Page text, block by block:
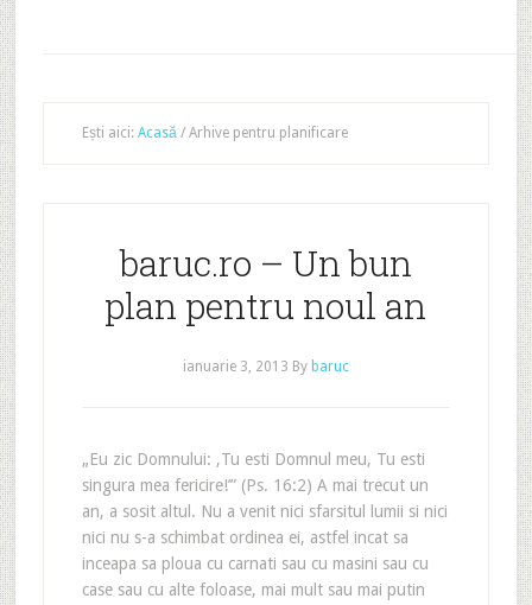
Ești aici: Acasă /Arhive pentru planificare
baruc.ro – Un bun
plan pentru noul an
ianuarie 3, 2013 By baruc
„Eu zic Domnului: ‚Tu esti Domnul meu, Tu esti
singura mea fericire!’” (Ps. 16:2) A mai trecut un
an, a sosit altul. Nu a venit nici sfarsitul lumii si nici
nici nu s-a schimbat ordinea ei, astfel incat sa
inceapa sa ploua cu carnati sau cu masini sau cu
case sau cu alte foloase, mai mult sau mai putin